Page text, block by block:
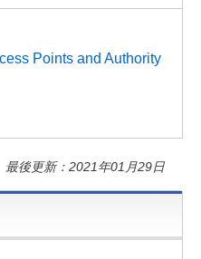
Points and Authority
後更新：2021年01月29日